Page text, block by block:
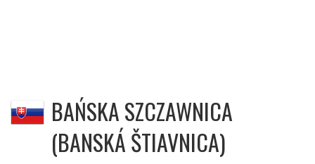
BAŃSKA SZCZAWNICA
(BANSKÁ ŠTIAVNICA)